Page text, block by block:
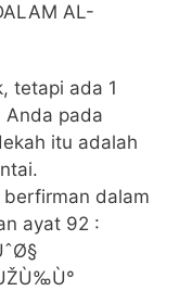
AL-
tetapi ada 1
Anda pada
itu adalah
dalam
ayat 92 :